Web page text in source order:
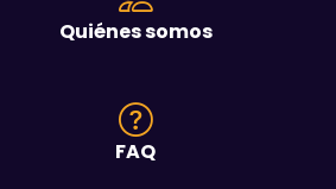
Quiénes somos
FAQ